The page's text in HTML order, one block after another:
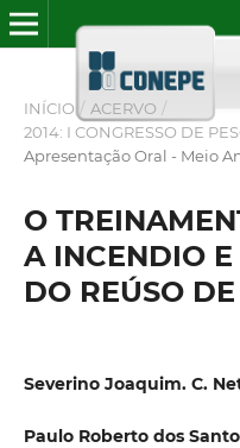
INÍCIO / ACERVO /
2014: I CONGRESSO DE
Apresentação Oral - Meio
O
A INCENDIO
DO REÚSO
Severino Joaquim. C.
Paulo Roberto dos